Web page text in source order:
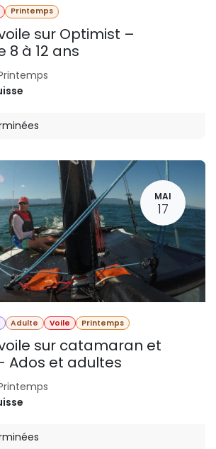
Printemps
sur Optimist –
8 à 12 ans
MAI
17
Adulte Voile Printemps
sur catamaran et
Ados et adultes